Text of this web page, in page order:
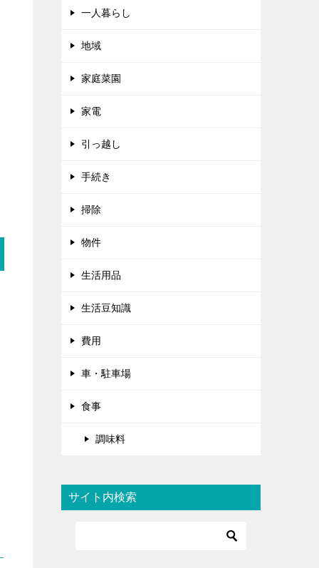
一人暮らし
地域
家庭菜園
家電
引っ越し
手続き
掃除
物件
生活用品
生活豆知識
費用
車・駐車場
食事
調味料
サイト内検索